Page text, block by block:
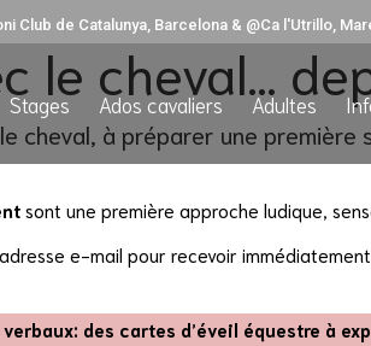
Club de Catalunya, Barcelona & @Ca l'Utrillo,
Stages Ados cavaliers Adultes
le cheval…
cheval, à préparer une
sont une première approche ludique,
e-mail pour recevoir
des cartes d’éveil équestre à
Stages Ados cavaliers Adultes